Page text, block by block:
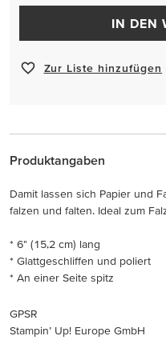
IN DEN
Zur Liste hinzufügen
Produktangaben
Damit lassen sich Papier und
falzen und falten. Ideal zum
* 6" (15,2 cm) lang
* Glattgeschliffen und poliert
* An einer Seite spitz
GPSR
Stampin’ Up! Europe GmbH